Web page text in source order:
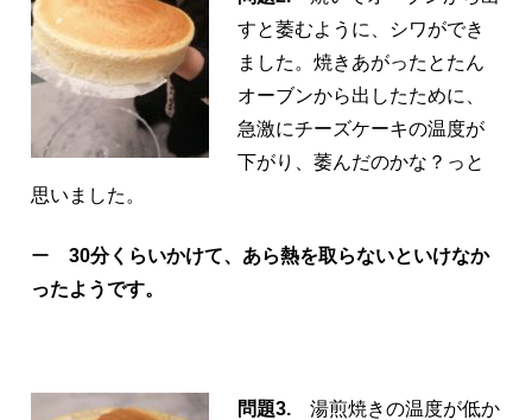
すと萎むように、シワができ
ました。焼きあがったとたん
オーブンから出したために、
急激にチーズケーキの温度が
下がり、萎んだのかな？っと
思いました。
ー 30分くらいかけて、あら熱を取らないといけなか
ったようです。
問題3. 湯煎焼きの温度が低か